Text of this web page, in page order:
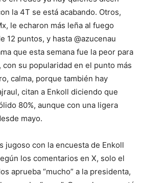
la 4T se está acabando. Otros,
le echaron más leña al fuego
12 puntos, y hasta @azucenau
que esta semana fue la peor para
con su popularidad en el punto más
calma, porque también hay
citan a Enkoll diciendo que
80%, aunque con una ligera
mayo.
jugoso con la encuesta de Enkoll
los comentarios en X, solo el
aprueba “mucho” a la presidenta,